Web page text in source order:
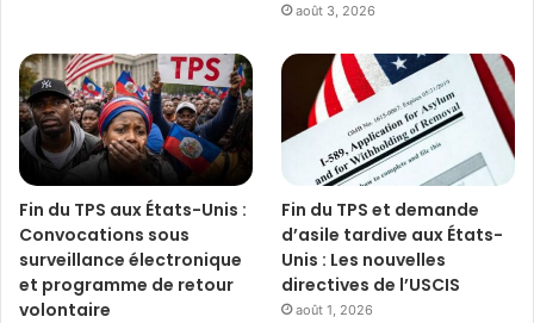
août 3, 2026
Fin du TPS aux États-Unis :
Convocations sous
surveillance électronique
et programme de retour
volontaire
Fin du TPS et demande
d’asile tardive aux États-
Unis : Les nouvelles
directives de l’USCIS
août 1, 2026